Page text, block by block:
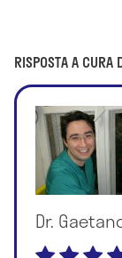
RISPOSTA A CURA
Dr.